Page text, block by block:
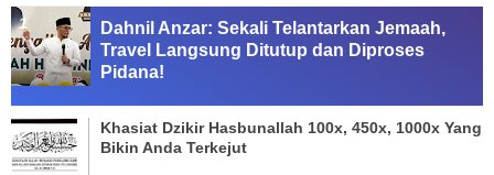
Dahnil Anzar: Sekali Telantarkan Jemaah,
Travel Langsung Ditutup dan Diproses
Pidana!
Khasiat Dzikir Hasbunallah 100x, 450x, 1000x Yang
Bikin Anda Terkejut